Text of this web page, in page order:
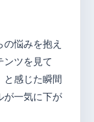
悩みを抱え
ンツを見て
と感じた瞬間
が一気に下が